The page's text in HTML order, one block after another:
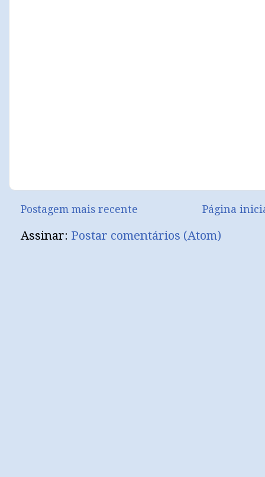
Postagem mais recente Página
Assinar: Postar comentários (Atom)